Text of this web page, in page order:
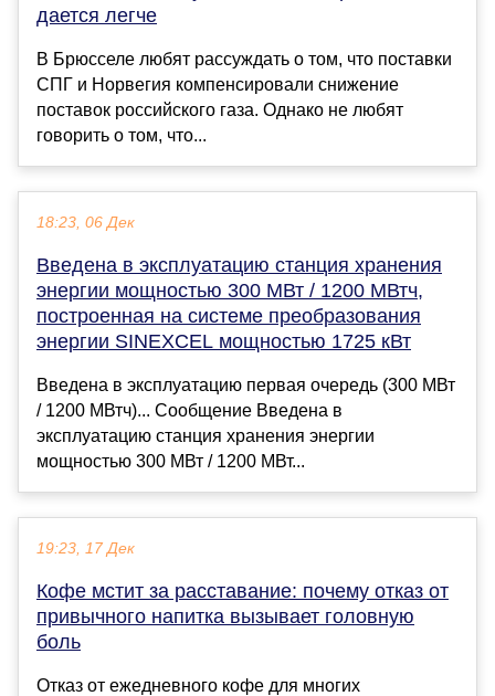
дается легче
В Брюсселе любят рассуждать о том, что поставки
СПГ и Норвегия компенсировали снижение
поставок российского газа. Однако не любят
говорить о том, что...
18:23, 06 Дек
Введена в эксплуатацию станция хранения
энергии мощностью 300 МВт / 1200 МВтч,
построенная на системе преобразования
энергии SINEXCEL мощностью 1725 кВт
Введена в эксплуатацию первая очередь (300 МВт
/ 1200 МВтч)... Сообщение Введена в
эксплуатацию станция хранения энергии
мощностью 300 МВт / 1200 МВт...
19:23, 17 Дек
Кофе мстит за расставание: почему отказ от
привычного напитка вызывает головную
боль
Отказ от ежедневного кофе для многих